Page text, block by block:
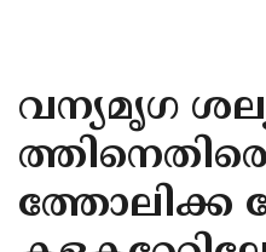
KANNUR
KASARAGOD
വന്യമൃഗ